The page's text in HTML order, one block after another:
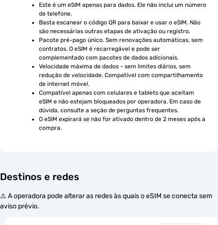
Este é um eSIM apenas para dados. Ele não inclui um número
de telefone.
Basta escanear o código QR para baixar e usar o eSIM. Não
são necessárias outras etapas de ativação ou registro.
Pacote pré-pago único. Sem renovações automáticas, sem
contratos. O eSIM é recarregável e pode ser
complementado com pacotes de dados adicionais.
Velocidade máxima de dados - sem limites diários, sem
redução de velocidade. Compatível com compartilhamento
de internet móvel.
Compatível apenas com celulares e tablets que aceitam
eSIM e não estejam bloqueados por operadora. Em caso de
dúvida, consulte a seção de perguntas frequentes.
O eSIM expirará se não for ativado dentro de 2 meses após a
compra.
Destinos e redes
⚠️ A operadora pode alterar as redes às quais o eSIM se conecta sem
aviso prévio.